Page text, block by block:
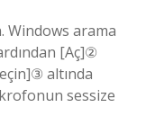
Windows arama
[Aç]②
altında
sessize